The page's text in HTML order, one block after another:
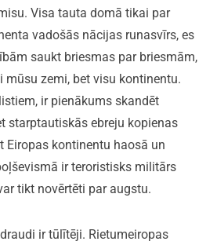
Visa tauta domā tikai par
vadošās nācijas runasvīrs, es
saukt briesmas par briesmām,
mūsu zemi, bet visu kontinentu.
ir pienākums skandēt
starptautiskās ebreju kopienas
Eiropas kontinentu haosā un
ir teroristisks militārs
tikt novērtēti par augstu.
ir tūlītēji. Rietumeiropas